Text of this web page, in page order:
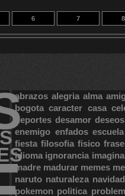
6 7 8
abrazos alegria alma
bogota caracter casa
deportes desamor deseos
enemigo enfados escuela
fiesta filosofia fisico
idioma ignorancia
madre madurar memes
naruto naturaleza navidad
pokemon politica